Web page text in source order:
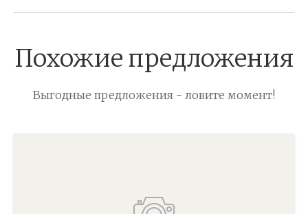
Похожие предложения
Выгодные предложения - ловите момент!